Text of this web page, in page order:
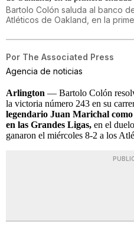
Bartolo Colón saluda al banco
Atléticos de Oakland, en la
Por The Associated Press
Agencia de noticias
Arlington — Bartolo Colón
la victoria número 243 en su
legendario Juan Marichal
en las Grandes Ligas, en el
ganaron el miércoles 8-2 a los